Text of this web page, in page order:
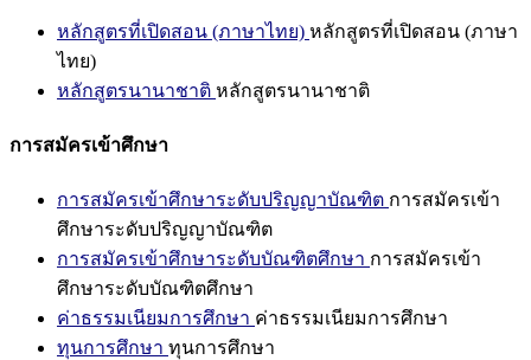
หลักสูตรที่เปิดสอน (ภาษาไทย) หลักสูตรที่เปิดสอน (ภาษา
ไทย)
หลักสูตรนานาชาติ หลักสูตรนานาชาติ
การสมัครเข้าศึกษา
การสมัครเข้าศึกษาระดับปริญญาบัณฑิต การสมัครเข้า
ศึกษาระดับปริญญาบัณฑิต
การสมัครเข้าศึกษาระดับบัณฑิตศึกษา การสมัครเข้า
ศึกษาระดับบัณฑิตศึกษา
ค่าธรรมเนียมการศึกษา ค่าธรรมเนียมการศึกษา
ทุนการศึกษา ทุนการศึกษา